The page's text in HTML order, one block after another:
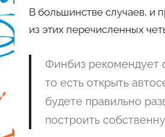
В большинстве случаев, и
из этих перечисленных
Финбиз рекомендует
то есть открыть
будете правильно
построить